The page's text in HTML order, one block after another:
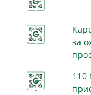
за
110